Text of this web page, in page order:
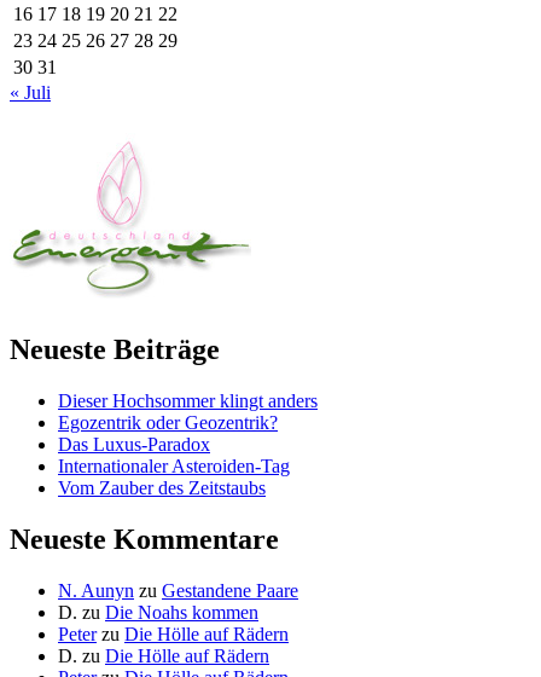
16 17 18 19 20 21 22
23 24 25 26 27 28 29
30 31
« Juli
Neueste Beiträge
Dieser Hochsommer klingt anders
Egozentrik oder Geozentrik?
Das Luxus-Paradox
Internationaler Asteroiden-Tag
Vom Zauber des Zeitstaubs
Neueste Kommentare
N. Aunyn zu Gestandene Paare
D. zu Die Noahs kommen
Peterzu Die Hölle auf Rädern
D. zu Die Hölle auf Rädern